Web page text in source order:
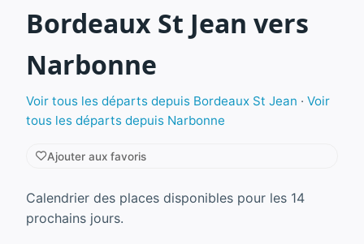
Bordeaux St Jean vers
Narbonne
Voir tous les départs depuis Bordeaux St Jean · Voir
tous les départs depuis Narbonne
Ajouter aux favoris
Calendrier des places disponibles pour les 14
prochains jours.